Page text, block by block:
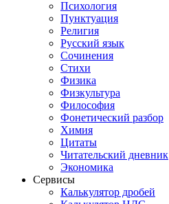
Психология
Пунктуация
Религия
Русский язык
Сочинения
Стихи
Физика
Физкультура
Философия
Фонетический разбор
Химия
Цитаты
Читательский дневник
Экономика
Сервисы
Калькулятор дробей